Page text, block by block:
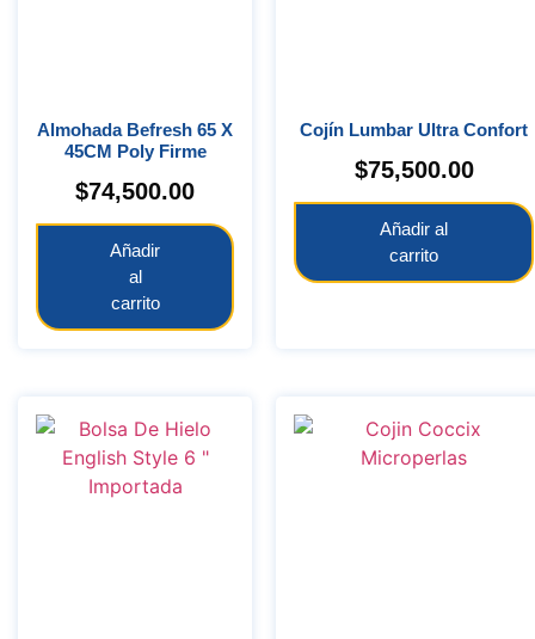
Almohada Befresh 65 X
45CM Poly Firme
$74,500.00
Añadir
al
carrito
Cojín Lumbar Ultra Confort
$75,500.00
Añadir al
carrito